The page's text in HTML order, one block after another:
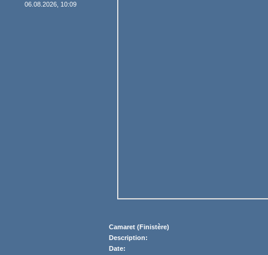
06.08.2026, 10:09
Camaret (Finistère)
Description:
Date: